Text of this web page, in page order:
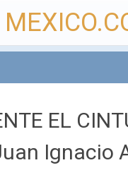
EL
Ignacio